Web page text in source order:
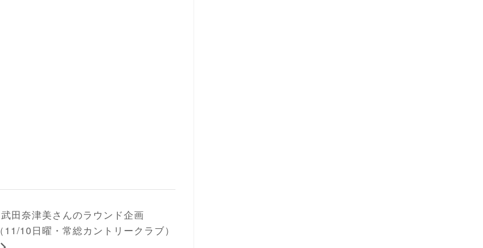
武田奈津美さんのラウンド企画
（11/10日曜・常総カントリークラブ）